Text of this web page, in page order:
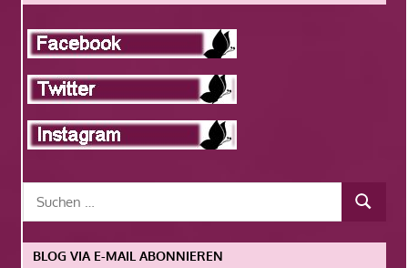
BLOG VIA E-MAIL ABONNIEREN